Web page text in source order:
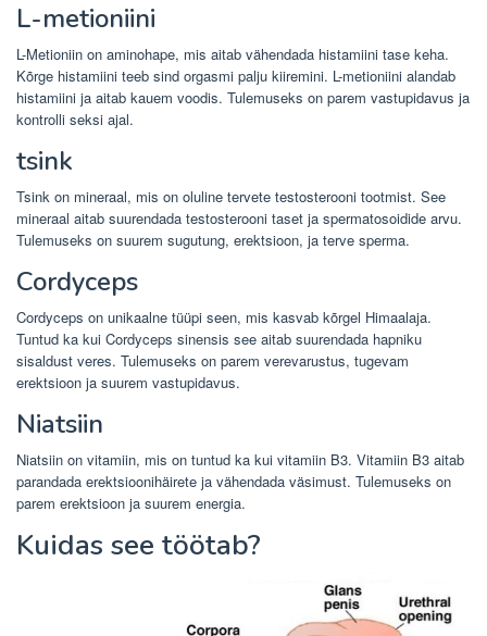
L-metioniini
L-Metioniin on aminohape, mis aitab vähendada histamiini tase keha.
Kõrge histamiini teeb sind orgasmi palju kiiremini. L-metioniini alandab
histamiini ja aitab kauem voodis. Tulemuseks on parem vastupidavus ja
kontrolli seksi ajal.
tsink
Tsink on mineraal, mis on oluline tervete testosterooni tootmist. See
mineraal aitab suurendada testosterooni taset ja spermatosoidide arvu.
Tulemuseks on suurem sugutung, erektsioon, ja terve sperma.
Cordyceps
Cordyceps on unikaalne tüüpi seen, mis kasvab kõrgel Himaalaja.
Tuntud ka kui Cordyceps sinensis see aitab suurendada hapniku
sisaldust veres. Tulemuseks on parem verevarustus, tugevam
erektsioon ja suurem vastupidavus.
Niatsiin
Niatsiin on vitamiin, mis on tuntud ka kui vitamiin B3. Vitamiin B3 aitab
parandada erektsioonihäirete ja vähendada väsimust. Tulemuseks on
parem erektsioon ja suurem energia.
Kuidas see töötab?